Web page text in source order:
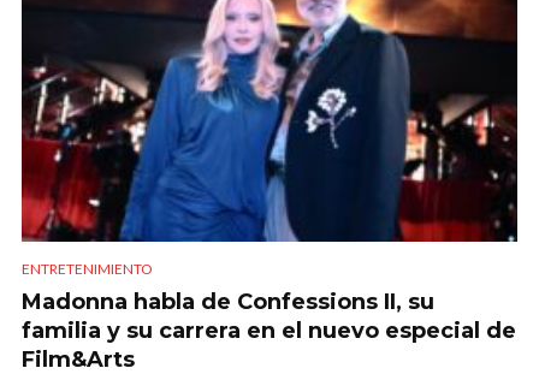
ENTRETENIMIENTO
Madonna habla de Confessions II, su
familia y su carrera en el nuevo especial de
Film&Arts